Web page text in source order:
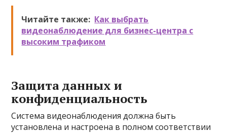
Читайте также: Как выбрать
видеонаблюдение для бизнес-центра с
высоким трафиком
Защита данных и
конфиденциальность
Система видеонаблюдения должна быть
установлена и настроена в полном соответствии